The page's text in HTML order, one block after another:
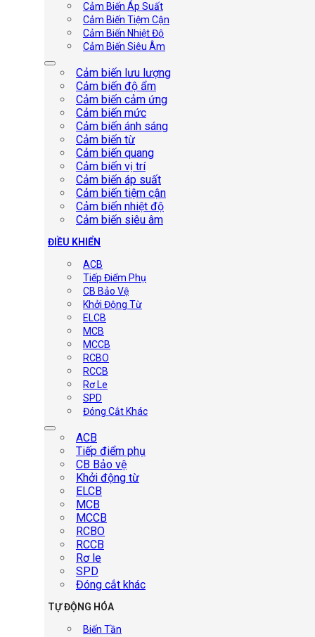
Cảm Biến Áp Suất
Cảm Biến Tiệm Cận
Cảm Biến Nhiệt Độ
Cảm Biến Siêu Âm
Cảm biến lưu lượng
Cảm biến độ ẩm
Cảm biến cảm ứng
Cảm biến mức
Cảm biến ánh sáng
Cảm biến từ
Cảm biến quang
Cảm biến vị trí
Cảm biến áp suất
Cảm biến tiệm cận
Cảm biến nhiệt độ
Cảm biến siêu âm
ĐIỀU KHIỂN
ACB
Tiếp Điểm Phụ
CB Bảo Vệ
Khởi Động Từ
ELCB
MCB
MCCB
RCBO
RCCB
Rơ Le
SPD
Đóng Cắt Khác
ACB
Tiếp điểm phụ
CB Bảo vệ
Khởi động từ
ELCB
MCB
MCCB
RCBO
RCCB
Rơ le
SPD
Đóng cắt khác
TỰ ĐỘNG HÓA
Biến Tần